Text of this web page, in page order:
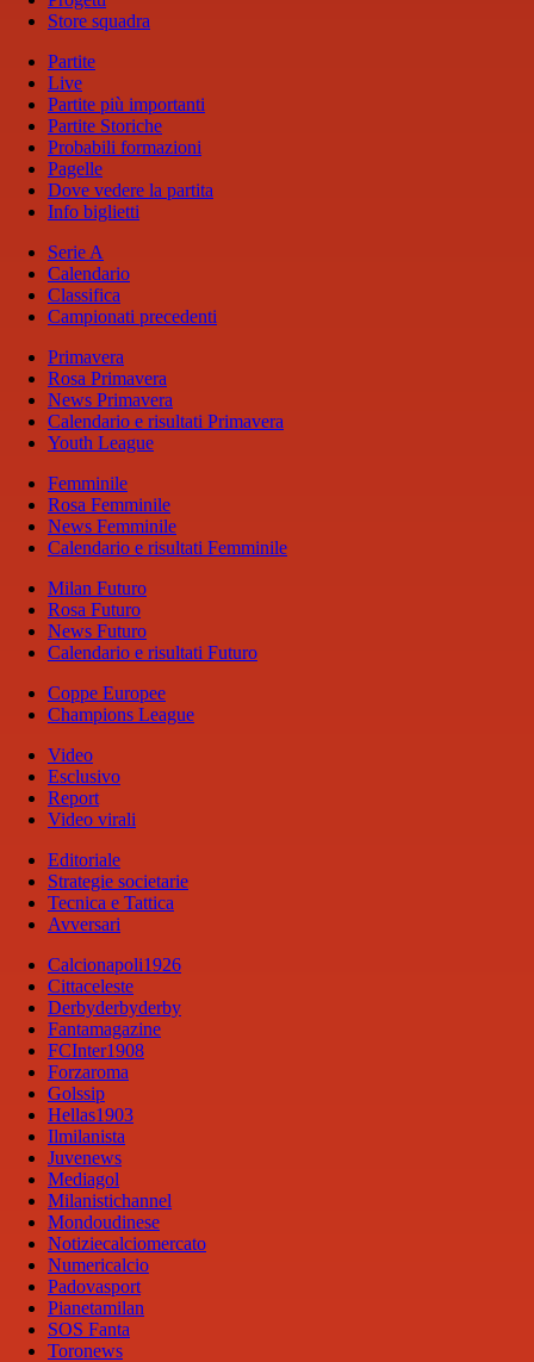
Store squadra
Partite
Live
Partite più importanti
Partite Storiche
Probabili formazioni
Pagelle
Dove vedere la partita
Info biglietti
Serie A
Calendario
Classifica
Campionati precedenti
Primavera
Rosa Primavera
News Primavera
Calendario e risultati Primavera
Youth League
Femminile
Rosa Femminile
News Femminile
Calendario e risultati Femminile
Milan Futuro
Rosa Futuro
News Futuro
Calendario e risultati Futuro
Coppe Europee
Champions League
Video
Esclusivo
Report
Video virali
Editoriale
Strategie societarie
Tecnica e Tattica
Avversari
Calcionapoli1926
Cittaceleste
Derbyderbyderby
Fantamagazine
FCInter1908
Forzaroma
Golssip
Hellas1903
Ilmilanista
Juvenews
Mediagol
Milanistichannel
Mondoudinese
Notiziecalciomercato
Numericalcio
Padovasport
Pianetamilan
SOS Fanta
Toronews